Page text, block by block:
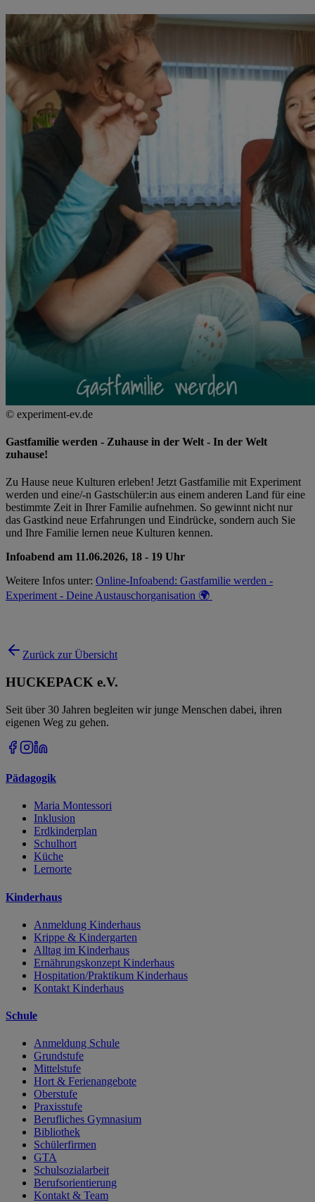
© experiment-ev.de
Gastfamilie werden - Zuhause in der Welt - In der Welt
zuhause!
Zu Hause neue Kulturen erleben! Jetzt Gastfamilie mit Experiment
werden und eine/-n Gastschüler:in aus einem anderen Land für eine
bestimmte Zeit in Ihrer Familie aufnehmen. So gewinnt nicht nur
das Gastkind neue Erfahrungen und Eindrücke, sondern auch Sie
und Ihre Familie lernen neue Kulturen kennen.
Infoabend am 11.06.2026, 18 - 19 Uhr
Weitere Infos unter: Online-Infoabend: Gastfamilie werden -
Experiment - Deine Austauschorganisation 🌍
Zurück zur Übersicht
HUCKEPACK e.V.
Seit über 30 Jahren begleiten wir junge Menschen dabei, ihren
eigenen Weg zu gehen.
Pädagogik
Maria Montessori
Inklusion
Erdkinderplan
Schulhort
Küche
Lernorte
Kinderhaus
Anmeldung Kinderhaus
Krippe & Kindergarten
Alltag im Kinderhaus
Ernährungskonzept Kinderhaus
Hospitation/Praktikum Kinderhaus
Kontakt Kinderhaus
Schule
Anmeldung Schule
Grundstufe
Mittelstufe
Hort & Ferienangebote
Oberstufe
Praxisstufe
Berufliches Gymnasium
Bibliothek
Schülerfirmen
GTA
Schulsozialarbeit
Berufsorientierung
Kontakt & Team